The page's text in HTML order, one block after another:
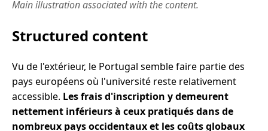
Main illustration associated with the content.
Structured content
Vu de l'extérieur, le Portugal semble faire partie des
pays européens où l'université reste relativement
accessible. Les frais d'inscription y demeurent
nettement inférieurs à ceux pratiqués dans de
nombreux pays occidentaux et les coûts globaux